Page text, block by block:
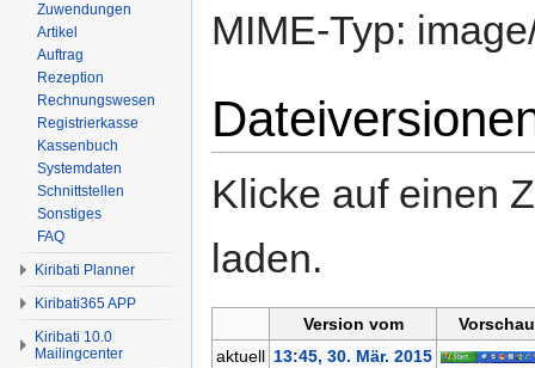
MIME-Typ:
Klicke auf einen
laden.
Version vom
aktuell 13:45, 30. Mär. 2015
Zuwendungen
Artikel
Auftrag
Rezeption
Rechnungswesen
Registrierkasse
Kassenbuch
Systemdaten
Schnittstellen
Sonstiges
FAQ
Kiribati Planner
Kiribati365 APP
Kiribati 10.0
Mailingcenter